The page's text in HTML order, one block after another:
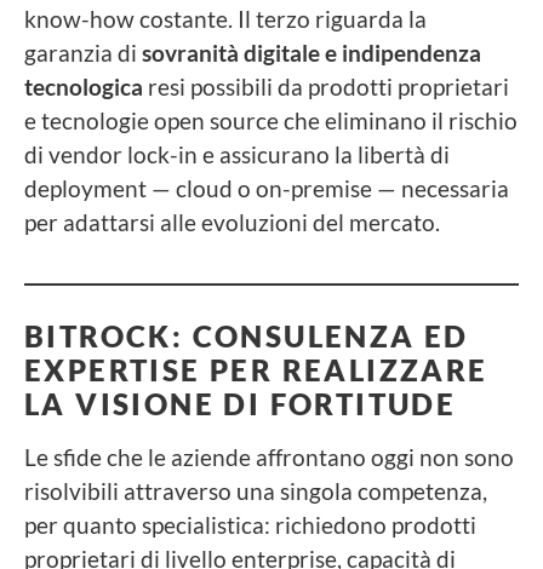
know-how costante. Il terzo riguarda la
garanzia di sovranità digitale e indipendenza
tecnologica resi possibili da prodotti proprietari
e tecnologie open source che eliminano il rischio
di vendor lock-in e assicurano la libertà di
deployment — cloud o on-premise — necessaria
per adattarsi alle evoluzioni del mercato.
BITROCK: CONSULENZA ED
EXPERTISE PER REALIZZARE
LA VISIONE DI FORTITUDE
Le sfide che le aziende affrontano oggi non sono
risolvibili attraverso una singola competenza,
per quanto specialistica: richiedono prodotti
proprietari di livello enterprise, capacità di